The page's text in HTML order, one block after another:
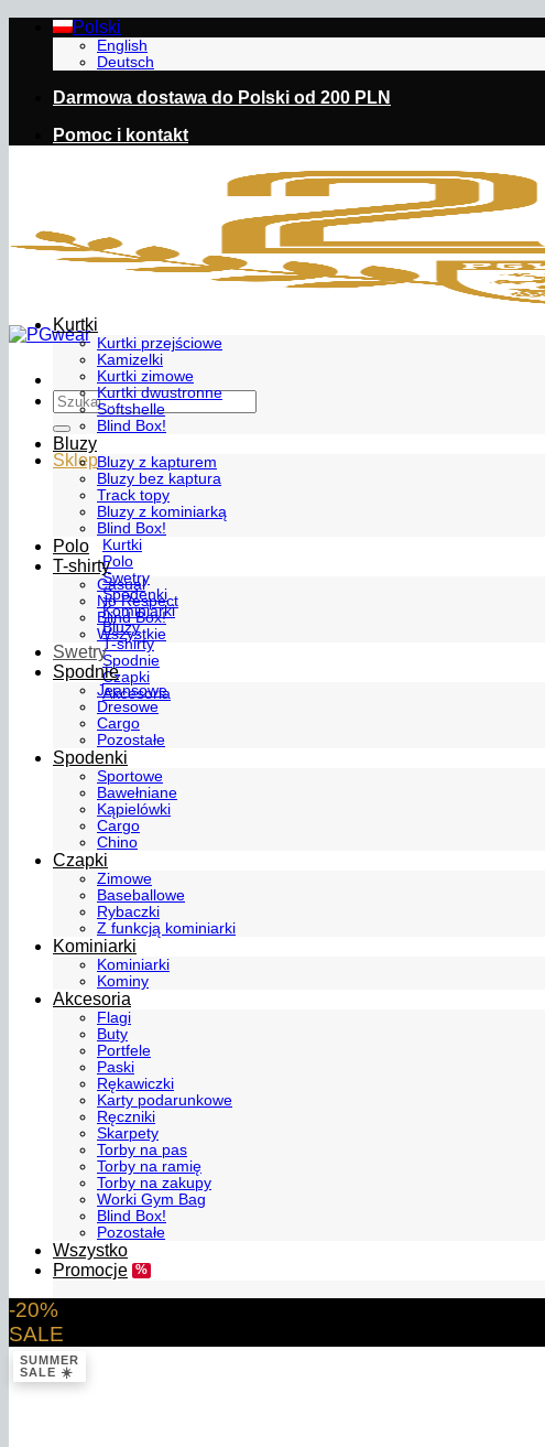
Przewiń
zawartości
Polski
English
Deutsch
Darmowa dostawa do Polski od 200 PLN
Pomoc i kontakt
Szukaj:
Sklep
Kurtki
Polo
Swetry
Spodenki
Kominiarki
Bluzy
T-shirty
Spodnie
Czapki
Akcesoria
Kurtki
Kurtki przejściowe
Kamizelki
Kurtki zimowe
Kurtki dwustronne
Softshelle
Blind Box!
Bluzy
Bluzy z kapturem
Bluzy bez kaptura
Track topy
Bluzy z kominiarką
Blind Box!
Polo
T-shirty
Casual
No Respect
Blind Box!
Wszystkie
Swetry
Spodnie
Jeansowe
Dresowe
Cargo
Pozostałe
Spodenki
Sportowe
Bawełniane
Kąpielówki
Cargo
Chino
Czapki
Zimowe
Baseballowe
Rybaczki
Z funkcją kominiarki
Kominiarki
Kominiarki
Kominy
Akcesoria
Flagi
Buty
Portfele
Paski
Rękawiczki
Karty podarunkowe
Ręczniki
Skarpety
Torby na pas
Torby na ramię
Torby na zakupy
Worki Gym Bag
Blind Box!
Pozostałe
Wszystko
Promocje
-20%
SALE
SUMMER
SALE ☀️